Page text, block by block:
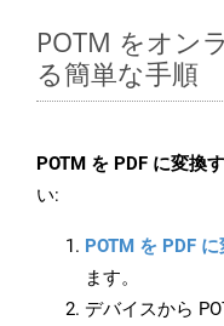
POTM をオン
る簡単な手順
POTM を PDF に変換
い:
POTM を PDF
ます。
デバイスから